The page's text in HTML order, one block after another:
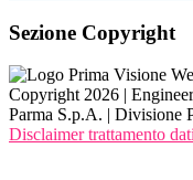
Sezione Copyright
Copyright 2026 |
Parma S.p.A. | Divisione
Disclaimer trattamento